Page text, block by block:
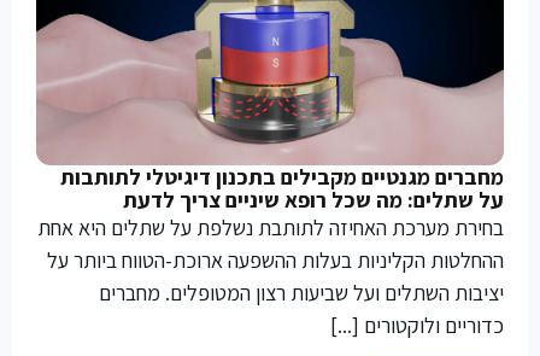
מחברים מגנטיים מקבילים בתכנון דיגיטלי לתותבות
על שתלים: מה שכל רופא שיניים צריך לדעת
בחירת מערכת האחיזה לתותבת נשלפת על שתלים היא אחת
ההחלטות הקליניות בעלות ההשפעה ארוכת-הטווח ביותר על
יציבות השתלים ועל שביעות רצון המטופלים. מחברים
כדוריים ולוקטורים [...]